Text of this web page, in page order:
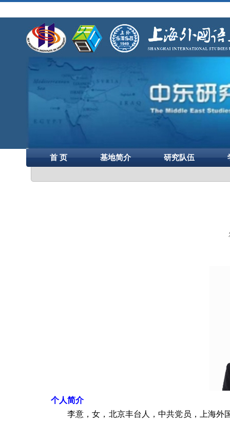
首 页 基地简介 研究队伍
个人简介
李意，女，北京丰台人，中共党员，上海外